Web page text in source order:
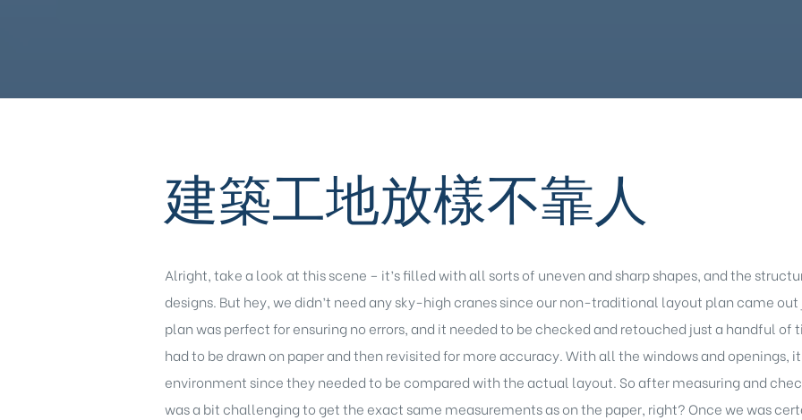
建築工地放樣不靠人
Alright, take a look at this scene – it’s filled with all sorts of uneven and sharp shapes, and the
designs. But hey, we didn’t need any sky-high cranes since our non-traditional layout plan came
plan was perfect for ensuring no errors, and it needed to be checked and retouched just a handful of
had to be drawn on paper and then revisited for more accuracy. With all the windows and openings,
environment since they needed to be compared with the actual layout. So after measuring and
was a bit challenging to get the exact same measurements as on the paper, right? Once we was